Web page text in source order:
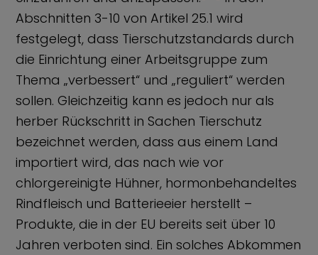
Abschnitten 3-10 von Artikel 25.1 wird
festgelegt, dass Tierschutzstandards durch
die Einrichtung einer Arbeitsgruppe zum
Thema „verbessert“ und „reguliert“ werden
sollen. Gleichzeitig kann es jedoch nur als
herber Rückschritt in Sachen Tierschutz
bezeichnet werden, dass aus einem Land
importiert wird, das nach wie vor
chlorgereinigte Hühner, hormonbehandeltes
Rindfleisch und Batterieeier herstellt –
Produkte, die in der EU bereits seit über 10
Jahren verboten sind. Ein solches Abkommen